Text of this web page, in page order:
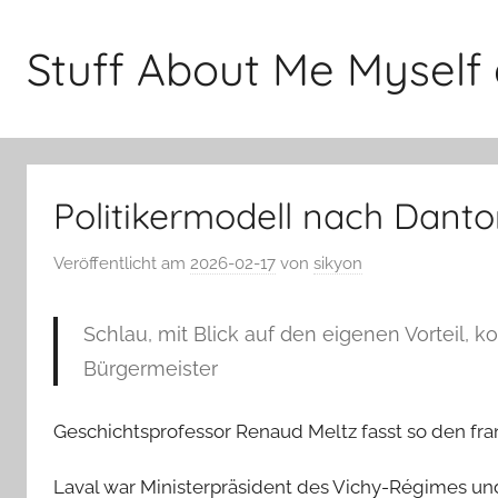
springen
Stuff About Me Myself
Politikermodell nach
Veröffentlicht am 2026-02-17 von sikyon
Schlau, mit Blick auf den eigenen Vorteil,
Bürgermeister
Geschichtsprofessor Renaud Meltz fasst so den
Laval war Ministerpräsident des Vichy-Régimes